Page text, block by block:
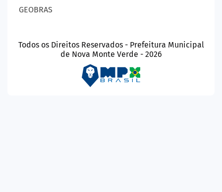
GEOBRAS
Todos os Direitos Reservados - Prefeitura Municipal
de Nova Monte Verde - 2026